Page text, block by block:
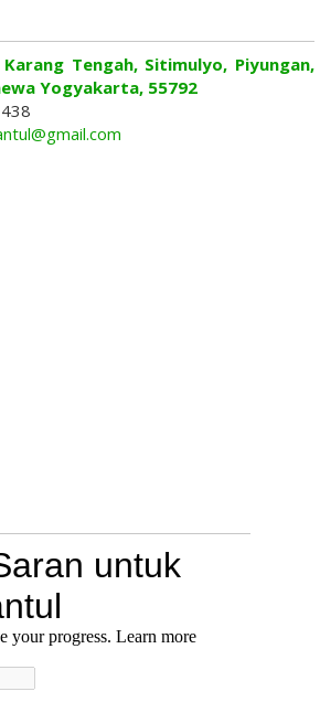
Tengah, Sitimulyo, Piyungan,
Yogyakarta, 55792